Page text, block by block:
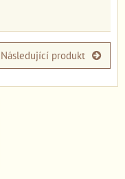
Následující produkt